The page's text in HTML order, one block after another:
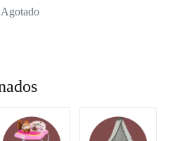
Agotado